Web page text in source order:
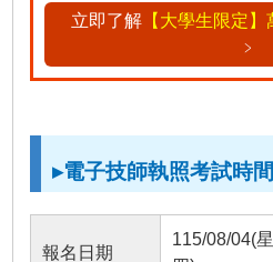
立即了解【大學生限定】
﹥
▸電子技師執照考試時間
報名日期
115/08/04(